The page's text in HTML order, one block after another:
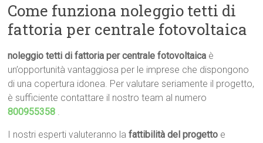
Come funziona noleggio tetti di
fattoria per centrale fotovoltaica
noleggio tetti di fattoria per centrale fotovoltaica è
un’opportunità vantaggiosa per le imprese che dispongono
di una copertura idonea. Per valutare seriamente il progetto,
è sufficiente contattare il nostro team al numero
800955358 .
I nostri esperti valuteranno lafattibilità del progetto e